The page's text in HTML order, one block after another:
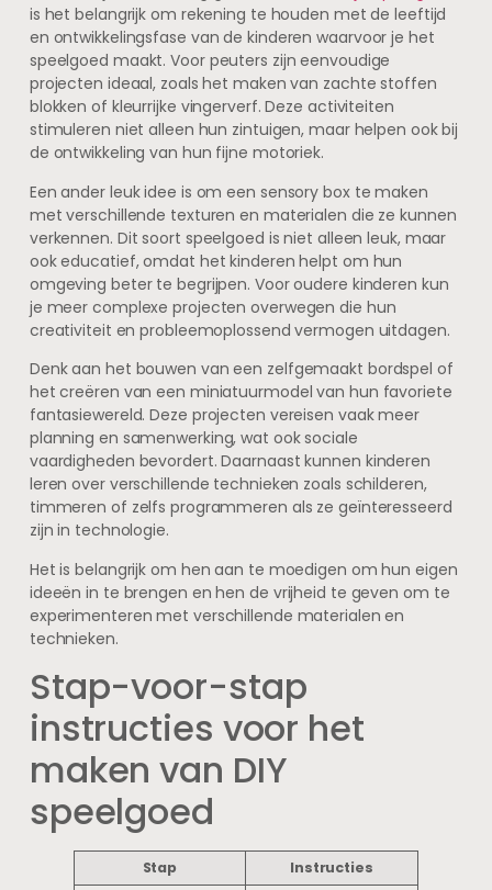
is het belangrijk om rekening te houden met de leeftijd
en ontwikkelingsfase van de kinderen waarvoor je het
speelgoed maakt. Voor peuters zijn eenvoudige
projecten ideaal, zoals het maken van zachte stoffen
blokken of kleurrijke vingerverf. Deze activiteiten
stimuleren niet alleen hun zintuigen, maar helpen ook bij
de ontwikkeling van hun fijne motoriek.
Een ander leuk idee is om een sensory box te maken
met verschillende texturen en materialen die ze kunnen
verkennen. Dit soort speelgoed is niet alleen leuk, maar
ook educatief, omdat het kinderen helpt om hun
omgeving beter te begrijpen. Voor oudere kinderen kun
je meer complexe projecten overwegen die hun
creativiteit en probleemoplossend vermogen uitdagen.
Denk aan het bouwen van een zelfgemaakt bordspel of
het creëren van een miniatuurmodel van hun favoriete
fantasiewereld. Deze projecten vereisen vaak meer
planning en samenwerking, wat ook sociale
vaardigheden bevordert. Daarnaast kunnen kinderen
leren over verschillende technieken zoals schilderen,
timmeren of zelfs programmeren als ze geïnteresseerd
zijn in technologie.
Het is belangrijk om hen aan te moedigen om hun eigen
ideeën in te brengen en hen de vrijheid te geven om te
experimenteren met verschillende materialen en
technieken.
Stap-voor-stap
instructies voor het
maken van DIY
speelgoed
Stap
Instructies